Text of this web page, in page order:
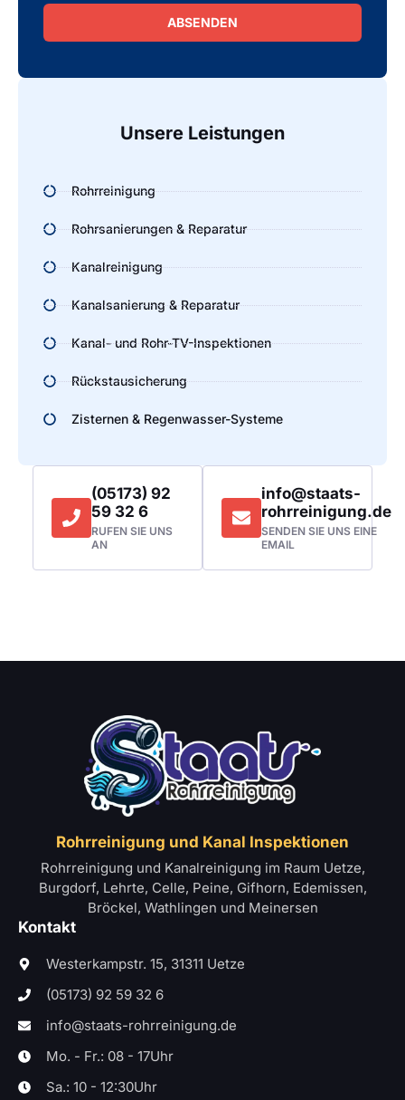
ABSENDEN
Unsere Leistungen
Rohrreinigung
Rohrsanierungen & Reparatur
Kanalreinigung
Kanalsanierung & Reparatur
Kanal- und Rohr-TV-Inspektionen
Rückstausicherung
Zisternen & Regenwasser-Systeme
(05173) 92
59 32 6
RUFEN SIE UNS
AN
info@staats-
rohrreinigung.de
SENDEN SIE UNS EINE
EMAIL
Rohrreinigung und Kanal Inspektionen
Rohrreinigung und Kanalreinigung im Raum Uetze,
Burgdorf, Lehrte, Celle, Peine, Gifhorn, Edemissen,
Bröckel, Wathlingen und Meinersen
Kontakt
Westerkampstr. 15, 31311 Uetze
(05173) 92 59 32 6
info@staats-rohrreinigung.de
Mo. - Fr.: 08 - 17Uhr
Sa.: 10 - 12:30Uhr